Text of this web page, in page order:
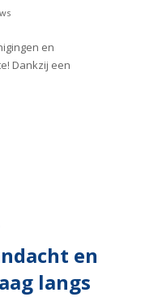
en
Dankzij een
en
langs